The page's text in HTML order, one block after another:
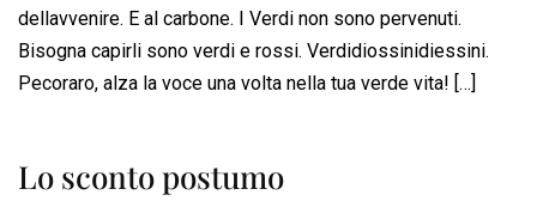
dellavvenire. E al carbone. I Verdi non sono pervenuti.
Bisogna capirli sono verdi e rossi. Verdidiossinidiessini.
Pecoraro, alza la voce una volta nella tua verde vita! […]
Lo sconto postumo